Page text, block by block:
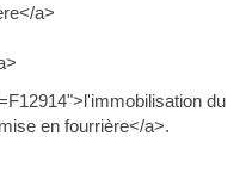
a>
du
en fourrière</a>.